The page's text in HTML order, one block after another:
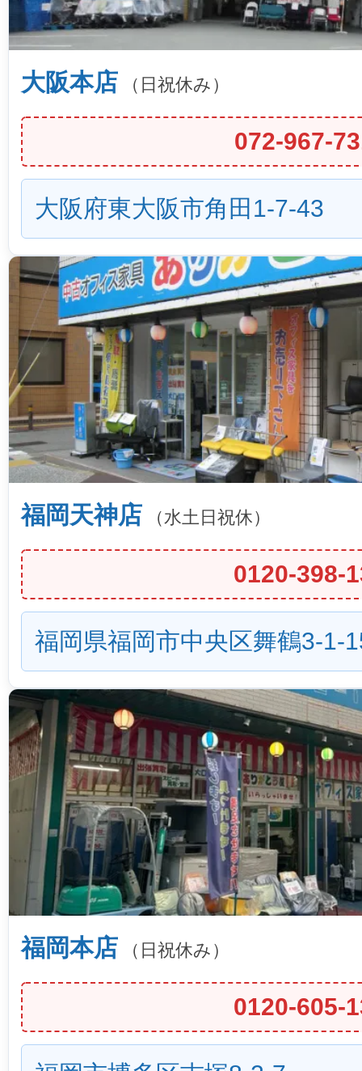
大阪本店 （日祝休み）
072-967-
大阪府東大阪市角田1-7-43
福岡天神店 （水土日祝休）
0120-398-
福岡県福岡市中央区舞鶴3-1-
福岡本店 （日祝休み）
0120-605-